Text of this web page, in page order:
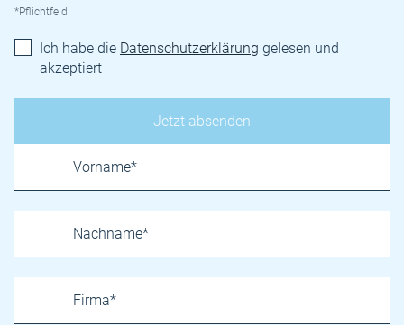
*Pflichtfeld
Ich habe die Datenschutzerklärung gelesen und
akzeptiert